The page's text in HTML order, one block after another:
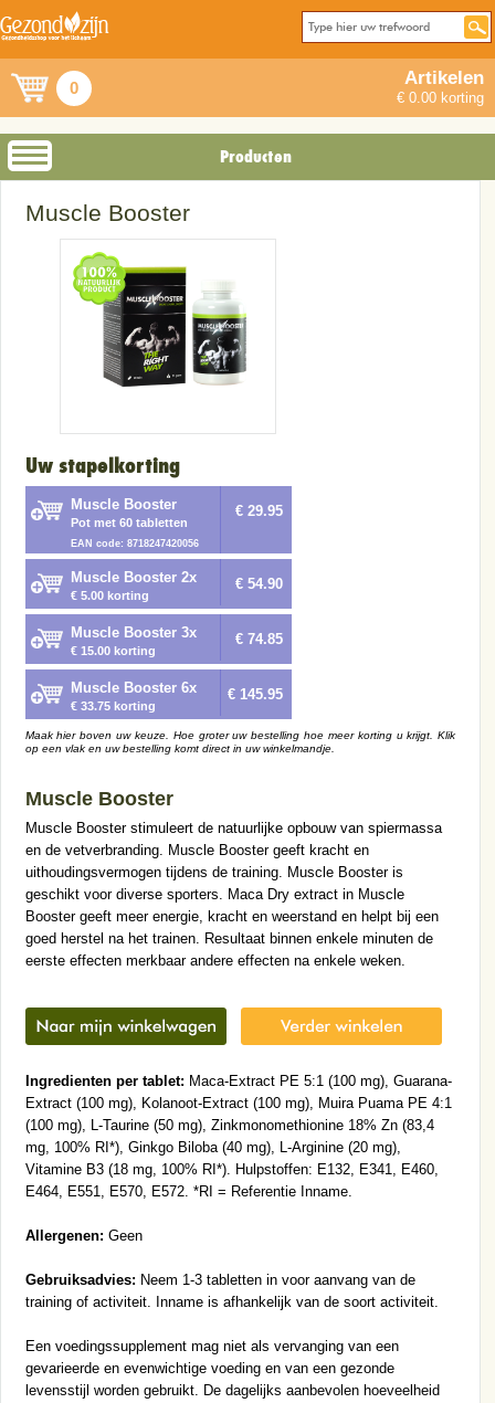
0 Artikelen
€ 0.00 korting
Producten
Muscle Booster
Uw stapelkorting
Muscle Booster
Pot met 60 tabletten
EAN code: 8718247420056
€ 29.95
Muscle Booster 2x
€ 5.00 korting
€ 54.90
Muscle Booster 3x
€ 15.00 korting
€ 74.85
Muscle Booster 6x
€ 33.75 korting
€ 145.95
Maak hier boven uw keuze. Hoe groter uw bestelling hoe meer korting u krijgt. Klik
op een vlak en uw bestelling komt direct in uw winkelmandje.
Muscle Booster
Muscle Booster stimuleert de natuurlijke opbouw van spiermassa
en de vetverbranding. Muscle Booster geeft kracht en
uithoudingsvermogen tijdens de training. Muscle Booster is
geschikt voor diverse sporters. Maca Dry extract in Muscle
Booster geeft meer energie, kracht en weerstand en helpt bij een
goed herstel na het trainen. Resultaat binnen enkele minuten de
eerste effecten merkbaar andere effecten na enkele weken.
Ingredienten per tablet: Maca-Extract PE 5:1 (100 mg), Guarana-
Extract (100 mg), Kolanoot-Extract (100 mg), Muira Puama PE 4:1
(100 mg), L-Taurine (50 mg), Zinkmonomethionine 18% Zn (83,4
mg, 100% RI*), Ginkgo Biloba (40 mg), L-Arginine (20 mg),
Vitamine B3 (18 mg, 100% RI*). Hulpstoffen: E132, E341, E460,
E464, E551, E570, E572. *RI = Referentie Inname.
Allergenen: Geen
Gebruiksadvies: Neem 1-3 tabletten in voor aanvang van de
training of activiteit. Inname is afhankelijk van de soort activiteit.
Een voedingssupplement mag niet als vervanging van een
gevarieerde en evenwichtige voeding en van een gezonde
levensstijl worden gebruikt. De dagelijks aanbevolen hoeveelheid